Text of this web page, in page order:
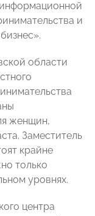
и
области
женщин,
Заместитель
крайне
только
уровнях.
центра